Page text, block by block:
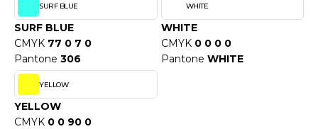
ETIQUETTE
CLOTHING
DENIM
SURF BLUE
SURF BLUE
CMYK 77 0 7 0
Pantone 306
WHITE
WHITE
CMYK 0 0 0 0
Pantone WHITE
YELLOW
YELLOW
CMYK 0 0 90 0